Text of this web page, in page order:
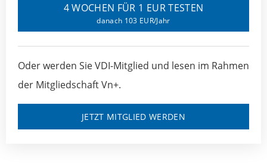
4 WOCHEN FÜR 1 EUR TESTEN
danach 103 EUR/Jahr
Oder werden Sie VDI-Mitglied und lesen im Rahmen
der Mitgliedschaft Vn+.
JETZT MITGLIED WERDEN